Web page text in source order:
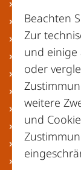
» Baden-
» Bayern
» Berlin
»
» Bremen
» Hamburg
» Hessen
»
»
» Nordrhein-
Beachten
Zur
und einige
oder
weitere
und